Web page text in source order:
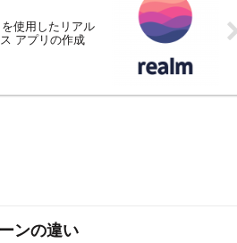
使用したリアル
アプリの作成
ンの違い